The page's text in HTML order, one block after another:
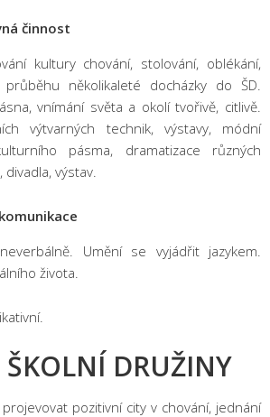
činnost
kultury chování, stolování, oblékání,
několikaleté docházky do ŠD.
vnímání světa a okolí tvořivě, citlivě.
výtvarných technik, výstavy, módní
pásma, dramatizace různých
divadla, výstav.
Umění se vyjádřit jazykem.
života.
ŠKOLNÍ DRUŽINY
pozitivní city v chování, jednání